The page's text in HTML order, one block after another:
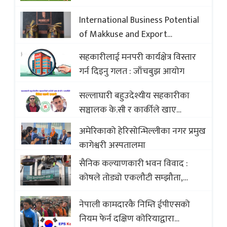
International Business Potential
of Makkuse and Export
Opportunities of Nepali Sweets
with Global Comparison to
Baklava
सहकारीलाई मनपरी कार्यक्षेत्र विस्तार
गर्न दिइनु गलत : जाँचबुझ आयोग
सल्लाघारी बहुउदेश्यीय सहकारीका
सञ्चालक के.सी र कार्कीले खाए
सदस्यको करोडौं बचत
अमेरिकाको हेरिसोन्भिल्लीका नगर प्रमुख
कागेश्वरी अस्पतालमा
सैनिक कल्याणकारी भवन विवाद :
कोषले तोड्यो एकलौटी सम्झौता,
(भिडियो)
नेपाली कामदारकै निम्ति ईपीएसको
नियम फेर्न दक्षिण कोरियाद्वारा